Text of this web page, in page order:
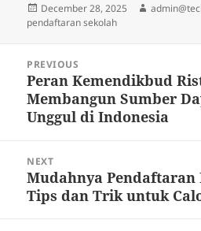
Posted
on
December 28, 2025 Author
pendaftaran sekolah
navigation
PREVIOUS
Previous
post:
Peran Kemendikbud
Membangun Sumber
Unggul di Indonesia
NEXT
Next
post:
Mudahnya Pendaftaran
Tips dan Trik untuk